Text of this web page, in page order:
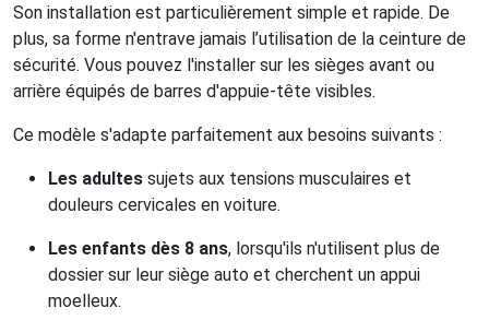
Son installation est particulièrement simple et rapide. De
plus, sa forme n'entrave jamais l’utilisation de la ceinture de
sécurité. Vous pouvez l'installer sur les sièges avant ou
arrière équipés de barres d'appuie-tête visibles.
Ce modèle s'adapte parfaitement aux besoins suivants :
Les adultes sujets aux tensions musculaires et
douleurs cervicales en voiture.
Les enfants dès 8 ans, lorsqu'ils n'utilisent plus de
dossier sur leur siège auto et cherchent un appui
moelleux.